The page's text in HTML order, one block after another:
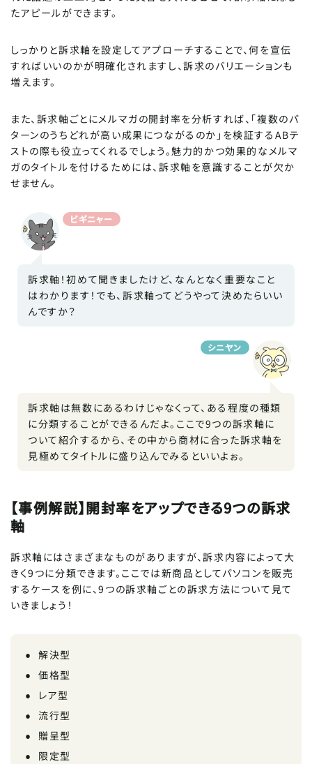
たアピールができます。
しっかりと訴求軸を設定してアプローチすることで、何を宣伝
すればいいのかが明確化されますし、訴求のバリエーションも
増えます。
また、訴求軸ごとにメルマガの開封率を分析すれば、「複数のパ
ターンのうちどれが高い成果につながるのか」を検証するABテ
ストの際も役立ってくれるでしょう。魅力的かつ効果的なメルマ
ガのタイトルを付けるためには、訴求軸を意識することが欠か
せません。
ビギニャー
訴求軸！初めて聞きましたけど、なんとなく重要なこと
はわかります！でも、訴求軸ってどうやって決めたらいい
んですか？
シニヤン
訴求軸は無数にあるわけじゃなくって、ある程度の種類
に分類することができるんだよ。ここで9つの訴求軸に
ついて紹介するから、その中から商材に合った訴求軸を
見極めてタイトルに盛り込んでみるといいよぉ。
【事例解説】開封率をアップできる9つの訴求
軸
訴求軸にはさまざまなものがありますが、訴求内容によって大
きく9つに分類できます。ここでは新商品としてパソコンを販売
するケースを例に、9つの訴求軸ごとの訴求方法について見て
いきましょう！
解決型
価格型
レア型
流行型
贈呈型
限定型